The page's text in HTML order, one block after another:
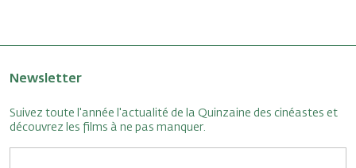
Newsletter
Suivez toute l'année l'actualité de la Quinzaine des cinéastes et
découvrez les films à ne pas manquer.